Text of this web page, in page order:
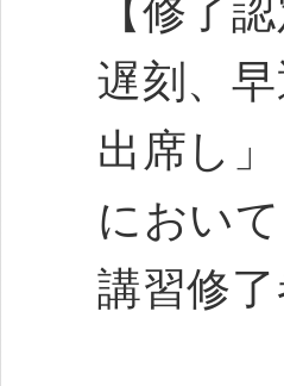
【修了
遅刻、
出席し
におい
講習修